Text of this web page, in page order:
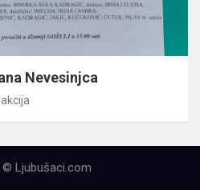
Nevesinjca
© Ljubušaci.com